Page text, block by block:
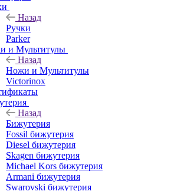
Назад
Ручки
Parker
и Мультитулы
Назад
Ножи и Мультитулы
Victorinox
Назад
Бижутерия
Fossil бижутерия
Diesel бижутерия
Skagen бижутерия
Michael Kors бижутерия
Armani бижутерия
Swarovski бижутерия